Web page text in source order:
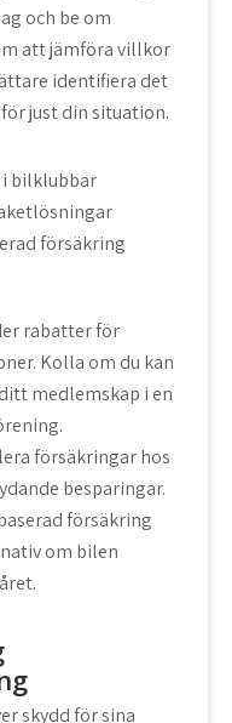
och be om
att jämföra villkor
identifiera det
just din situation.
bilklubbar
försäkring
rabatter för
Kolla om du kan
medlemskap i en
försäkringar hos
besparingar.
försäkring
om bilen
skydd för sina